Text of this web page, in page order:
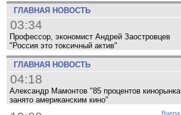
ГЛАВНАЯ НОВОСТЬ
03:34
Профессор, экономист Андрей Заостровцев
"Россия это токсичный актив"
ГЛАВНАЯ НОВОСТЬ
04:18
Александр Мамонтов "85 процентов кинорынка
занято американским кино"
Вчера